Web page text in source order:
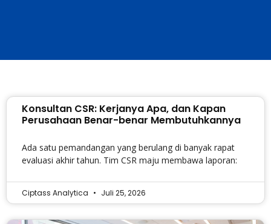
Konsultan CSR: Kerjanya Apa, dan Kapan
Perusahaan Benar-benar Membutuhkannya
Ada satu pemandangan yang berulang di banyak rapat
evaluasi akhir tahun. Tim CSR maju membawa laporan:
Ciptass Analytica Juli 25, 2026